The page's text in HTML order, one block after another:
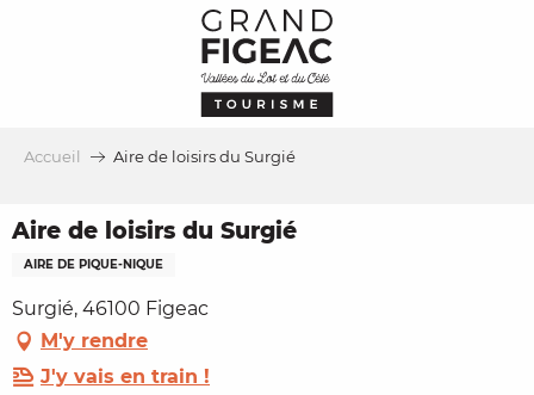
Accueil Aire de loisirs du Surgié
Aire de loisirs du Surgié
AIRE DE PIQUE-NIQUE
Surgié, 46100 Figeac
M'y rendre
J'y vais en train !